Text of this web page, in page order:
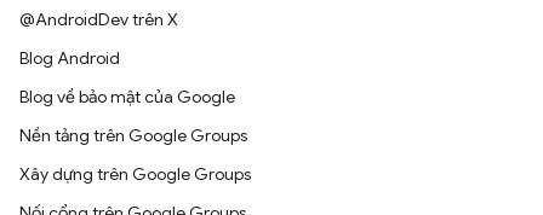
@AndroidDev trên X
Blog Android
Blog về bảo mật của Google
Nền tảng trên Google Groups
Xây dựng trên Google Groups